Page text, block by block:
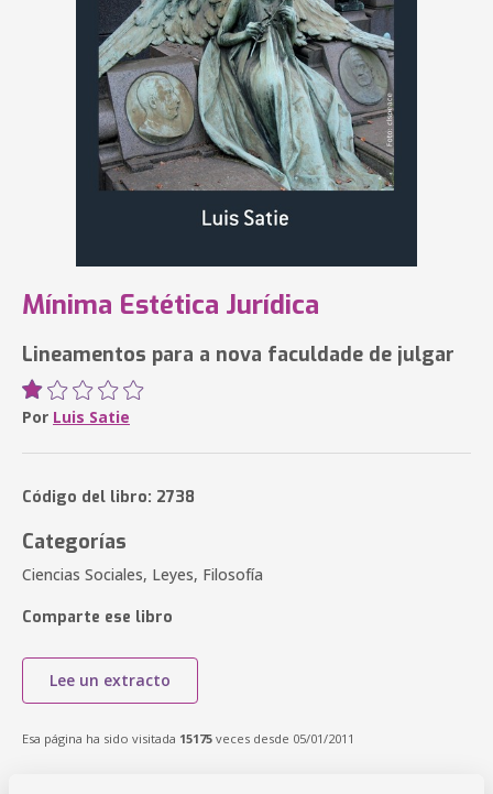
Mínima Estética Jurídica
Lineamentos para a nova faculdade de julgar
Por Luis Satie
Código del libro: 2738
Categorías
Ciencias Sociales, Leyes, Filosofía
Comparte ese libro
Lee un extracto
Esa página ha sido visitada 15175 veces desde 05/01/2011